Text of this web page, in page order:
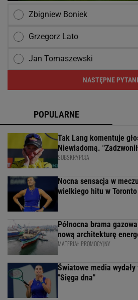
Zbigniew Boniek
Grzegorz Lato
Jan Tomaszewski
NASTĘPNE
POPULARNE
Tak Lang komentuje
Niewiadomą.
SUBSKRYPCJA
Nocna sensacja w
wielkiego hitu w Toronto
Północna brama
nową architekturę
MATERIAŁ PROMOCYJNY
Światowe media
"Sięga dna"